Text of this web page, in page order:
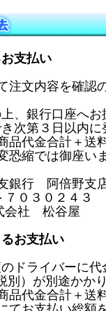
支払い
注文内容を確認
、銀行口座へお
次第３日以内に
品代金合計＋送
恐縮では御座い
行 阿倍野支
０２４３
谷屋
お支払い
ドライバーに代
別）が別途かかり
品代金合計＋送